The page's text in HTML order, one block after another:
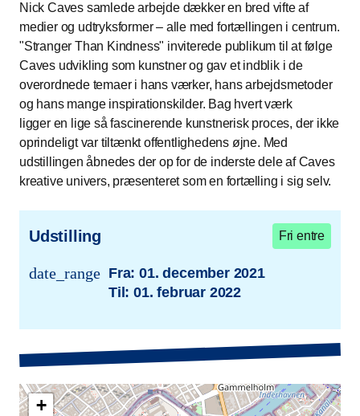
Nick Caves samlede arbejde dækker en bred vifte af
medier og udtryksformer – alle med fortællingen i centrum.
"Stranger Than Kindness" inviterede publikum til at følge
Caves udvikling som kunstner og gav et indblik i de
overordnede temaer i hans værker, hans arbejdsmetoder
og hans mange inspirationskilder. Bag hvert værk
ligger en lige så fascinerende kunstnerisk proces, der ikke
oprindeligt var tiltænkt offentlighedens øjne. Med
udstillingen åbnedes der op for de inderste dele af Caves
kreative univers, præsenteret som en fortælling i sig selv.
Udstilling Fri entre
date_range
trans.event.date
Fra: 01. december 2021
Til: 01. februar 2022
+